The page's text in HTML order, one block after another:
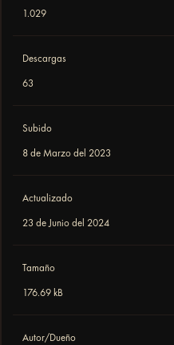
1.029
Descargas
63
Subido
8 de Marzo del 2023
Actualizado
23 de Junio del 2024
Tamaño
176.69 kB
Autor/Dueño